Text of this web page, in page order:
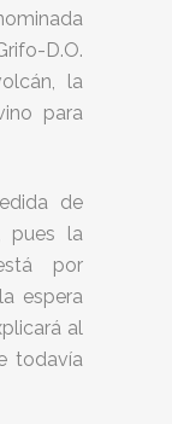
D.O.
la
para
de
pues la
por
espera
al
todavía